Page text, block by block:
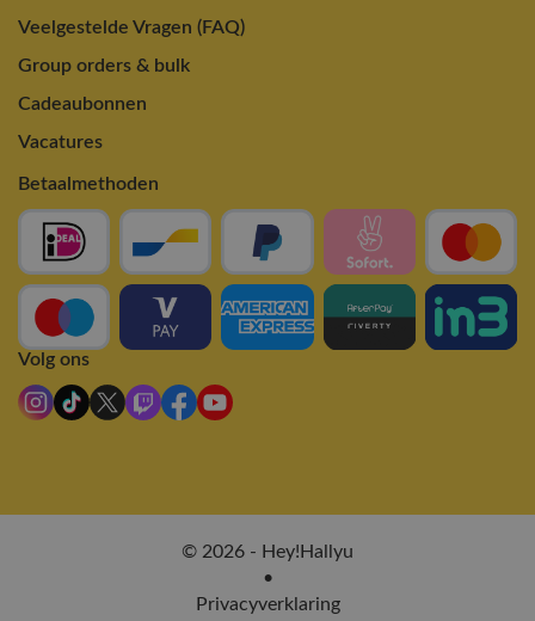
Veelgestelde Vragen (FAQ)
Group orders & bulk
Cadeaubonnen
Vacatures
Betaalmethoden
Volg ons
© 2026 - Hey!Hallyu
•
Privacyverklaring